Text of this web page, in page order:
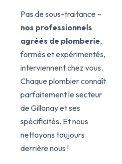
Pas de sous-traitance –
nos professionnels
agréés de plomberie,
formés et expérimentés,
interviennent chez vous.
Chaque plombier connaît
parfaitement le secteur
de Gillonay et ses
spécificités. Et nous
nettoyons toujours
derrière nous !